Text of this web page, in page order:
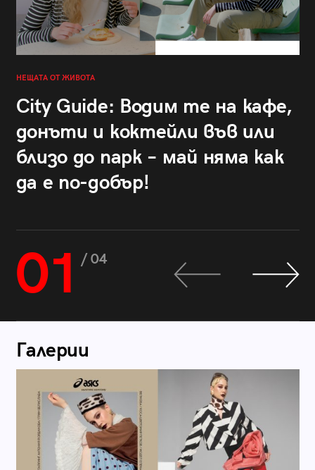
НЕЩАТА ОТ ЖИВОТА
City Guide: Водим те на кафе,
донъти и коктейли във или
близо до парк – май няма как
да е по-добър!
01 / 04
Галерии